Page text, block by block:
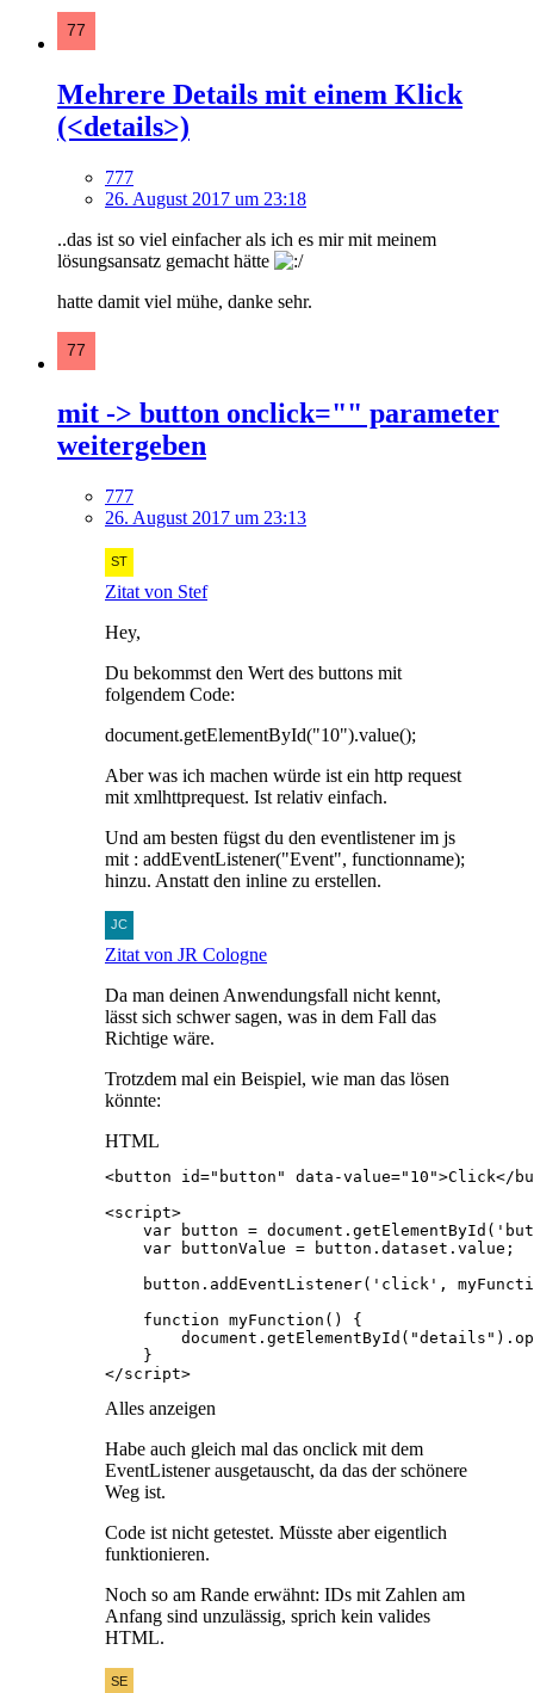
Mehrere Details mit einem Klick
(<details>)
777
26. August 2017 um 23:18
..das ist so viel einfacher als ich es mir mit meinem
lösungsansatz gemacht hätte
hatte damit viel mühe, danke sehr.
mit -> button onclick="" parameter
weitergeben
777
26. August 2017 um 23:13
Zitat von Stef
Hey,
Du bekommst den Wert des buttons mit
folgendem Code:
document.getElementById("10").value();
Aber was ich machen würde ist ein http request
mit xmlhttprequest. Ist relativ einfach.
Und am besten fügst du den eventlistener im js
mit : addEventListener("Event", functionname);
hinzu. Anstatt den inline zu erstellen.
Zitat von JR Cologne
Da man deinen Anwendungsfall nicht kennt,
lässt sich schwer sagen, was in dem Fall das
Richtige wäre.
Trotzdem mal ein Beispiel, wie man das lösen
könnte:
HTML
</script>
Alles anzeigen
Habe auch gleich mal das onclick mit dem
EventListener ausgetauscht, da das der schönere
Weg ist.
Code ist nicht getestet. Müsste aber eigentlich
funktionieren.
Noch so am Rande erwähnt: IDs mit Zahlen am
Anfang sind unzulässig, sprich kein valides
HTML.